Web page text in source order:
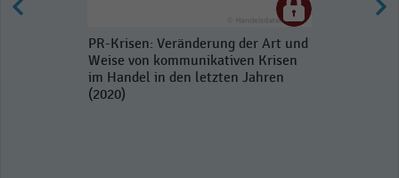
PR-Krisen: Veränderung der Art und
Weise von kommunikativen Krisen
im Handel in den letzten Jahren
(2020)